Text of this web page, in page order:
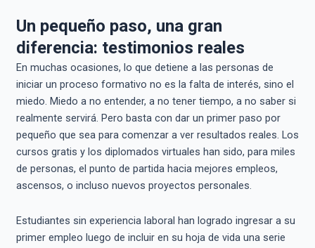
Un pequeño paso, una gran
diferencia: testimonios reales
En muchas ocasiones, lo que detiene a las personas de
iniciar un proceso formativo no es la falta de interés, sino el
miedo. Miedo a no entender, a no tener tiempo, a no saber si
realmente servirá. Pero basta con dar un primer paso por
pequeño que sea para comenzar a ver resultados reales. Los
cursos gratis y los diplomados virtuales han sido, para miles
de personas, el punto de partida hacia mejores empleos,
ascensos, o incluso nuevos proyectos personales.
Estudiantes sin experiencia laboral han logrado ingresar a su
primer empleo luego de incluir en su hoja de vida una serie